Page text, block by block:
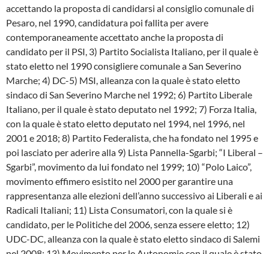
accettando la proposta di candidarsi al consiglio comunale di
Pesaro, nel 1990, candidatura poi fallita per avere
contemporaneamente accettato anche la proposta di
candidato per il PSI, 3) Partito Socialista Italiano, per il quale è
stato eletto nel 1990 consigliere comunale a San Severino
Marche; 4) DC-5) MSI, alleanza con la quale è stato eletto
sindaco di San Severino Marche nel 1992; 6) Partito Liberale
Italiano, per il quale è stato deputato nel 1992; 7) Forza Italia,
con la quale è stato eletto deputato nel 1994, nel 1996, nel
2001 e 2018; 8) Partito Federalista, che ha fondato nel 1995 e
poi lasciato per aderire alla 9) Lista Pannella-Sgarbi; “I Liberal –
Sgarbi”, movimento da lui fondato nel 1999; 10) “Polo Laico”,
movimento effimero esistito nel 2000 per garantire una
rappresentanza alle elezioni dell’anno successivo ai Liberali e ai
Radicali Italiani; 11) Lista Consumatori, con la quale si è
candidato, per le Politiche del 2006, senza essere eletto; 12)
UDC-DC, alleanza con la quale è stato eletto sindaco di Salemi